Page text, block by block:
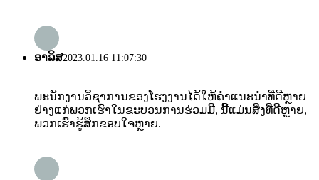
ອາລິສ2023.01.16 11:07:30
ພະນັກງານວິຊາການຂອງໂຮງງານໄດ້ໃຫ້ຄໍາແນະນໍາທີ່ດີຫຼາຍ
ຢ່າງແກ່ພວກເຮົາໃນຂະບວນການຮ່ວມມື, ນີ້ແມ່ນສິ່ງທີ່ດີຫຼາຍ,
ພວກເຮົາຮູ້ສຶກຂອບໃຈຫຼາຍ.